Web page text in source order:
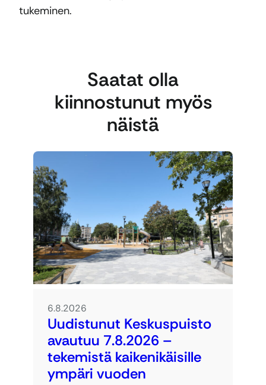
tukeminen.
Saatat olla
kiinnostunut myös
näistä
6.8.2026
Uudistunut Keskuspuisto
avautuu 7.8.2026 –
tekemistä kaikenikäisille
ympäri vuoden